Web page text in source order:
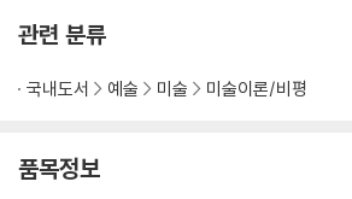
- 요새
- 완전한 사랑
명상-기쁨에 대하여
관련 분류
국내도서 예술 미술 미술이론/비평
품목정보